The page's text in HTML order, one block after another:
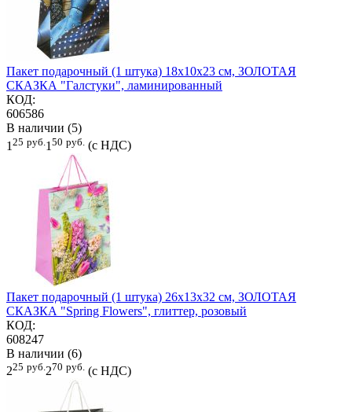
Пакет подарочный (1 штука) 18x10x23 см, ЗОЛОТАЯ
СКАЗКА "Галстуки", ламинированный
КОД:
606586
В наличии (5)
1 25 руб. 1 50 руб. (с НДС)
Пакет подарочный (1 штука) 26x13x32 см, ЗОЛОТАЯ
СКАЗКА "Spring Flowers", глиттер, розовый
КОД:
608247
В наличии (6)
225 руб. 270 руб. (с НДС)